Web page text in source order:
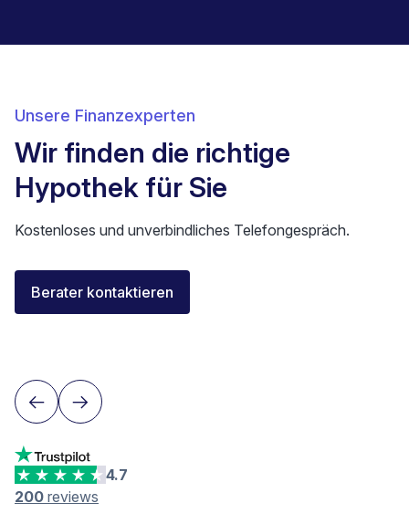
Unsere Finanzexperten
Wir finden die richtige
Hypothek für Sie
Kostenloses und unverbindliches Telefongespräch.
Berater kontaktieren
Elisa Longo
Finanzierungsberaterin IAF
4.7
200 reviews